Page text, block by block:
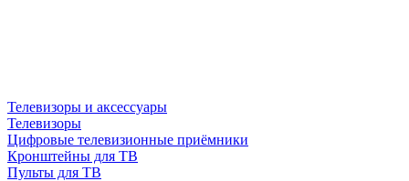
Телевизоры и аксессуары
Телевизоры
Цифровые телевизионные приёмники
Кронштейны для ТВ
Пульты для ТВ